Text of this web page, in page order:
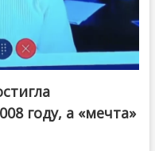
году, а «мечта»